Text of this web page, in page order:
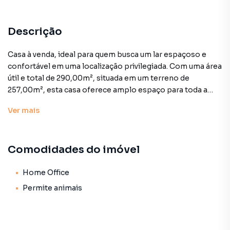
Descrição
Casa à venda, ideal para quem busca um lar espaçoso e
confortável em uma localização privilegiada. Com uma área
útil e total de 290,00m², situada em um terreno de
257,00m², esta casa oferece amplo espaço para toda a
banheiros adicionais e 2 vagas de garagem determinadas,
imóvel incluem área de serviço, copa, home office, lavabo
e piso de madeira, garantindo um ambiente funcional e
Ver mais
Comodidades do imóvel
Home Office
Permite animais